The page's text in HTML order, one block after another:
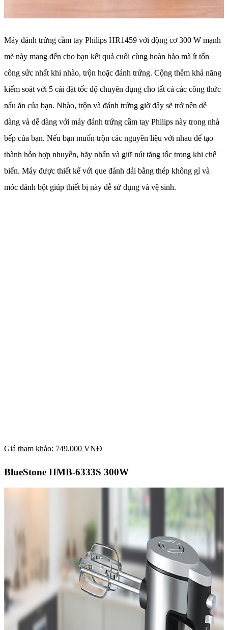
Máy đánh trứng cầm tay Philips HR1459 với động cơ 300 W mạnh
mẽ này mang đến cho bạn kết quả cuối cùng hoàn hảo mà ít tốn
công sức nhất khi nhào, trộn hoặc đánh trứng. Cộng thêm khả năng
kiểm soát với 5 cài đặt tốc độ chuyên dụng cho tất cả các công thức
nấu ăn của bạn. Nhào, trộn và đánh trứng giờ đây sẽ trở nên dễ
dàng và dễ dàng với máy đánh trứng cầm tay Philips này trong nhà
bếp của bạn. Nếu bạn muốn trộn các nguyên liệu với nhau để tạo
thành hỗn hợp nhuyễn, hãy nhấn và giữ nút tăng tốc trong khi chế
biến. Máy được thiết kế với que đánh dải bằng thép không gỉ và
móc đánh bột giúp thiết bị này dễ sử dụng và vệ sinh.
Giá tham khảo: 749.000 VNĐ
BlueStone HMB-6333S 300W